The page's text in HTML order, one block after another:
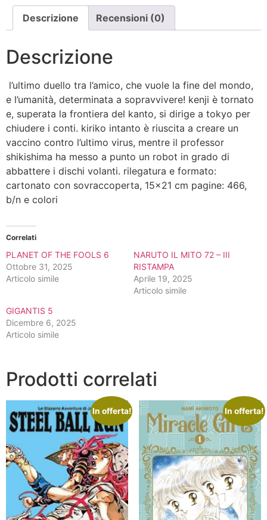
Descrizione Recensioni (0)
Descrizione
l’ultimo duello tra l’amico, che vuole la fine del mondo,
e l’umanità, determinata a sopravvivere! kenji è tornato
e, superata la frontiera del kanto, si dirige a tokyo per
chiudere i conti. kiriko intanto è riuscita a creare un
vaccino contro l’ultimo virus, mentre il professor
shikishima ha messo a punto un robot in grado di
abbattere i dischi volanti. rilegatura e formato:
cartonato con sovraccoperta, 15×21 cm pagine: 466,
b/n e colori
Correlati
PLANET OF THE FOOLS 6
Ottobre 31, 2025
Articolo simile
NARUTO IL MITO 72 – III
RISTAMPA
Aprile 19, 2025
Articolo simile
GIGANTIS 5
Dicembre 6, 2025
Articolo simile
Prodotti correlati
In offerta! In offerta!